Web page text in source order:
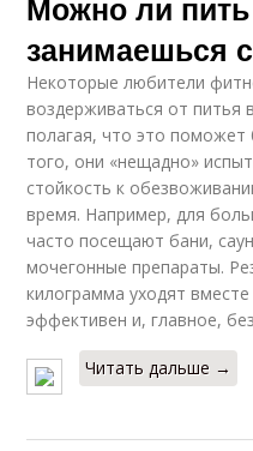
Можно ли пить
занимаешься
Некоторые любители
воздерживаться от питья
полагая, что это поможет
того, они «нещадно»
стойкость к
время. Например, для
часто посещают бани,
мочегонные препараты.
килограмма уходят
эффективен и, главное,
Читать дальше →